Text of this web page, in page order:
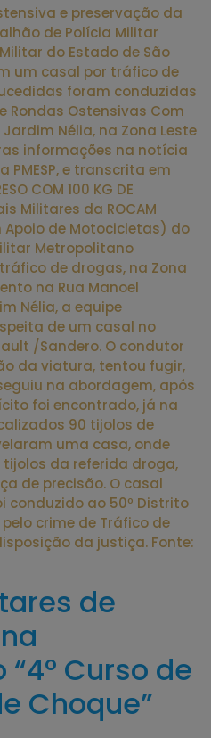
e preservação da
de Polícia Militar
do Estado de São
um casal por tráfico de
foram conduzidas
Rondas Ostensivas Com
Nélia, na Zona Leste
informações na notícia
PMESP, e transcrita em
COM 100 KG DE
Militares da ROCAM
Apoio de Motocicletas) do
Metropolitano
de drogas, na Zona
na Rua Manoel
Nélia, a equipe
de um casal no
/Sandero. O condutor
da viatura, tentou fugir,
na abordagem, após
foi encontrado, já na
90 tijolos de
uma casa, onde
da referida droga,
de precisão. O casal
conduzido ao 50º Distrito
crime de Tráfico de
da justiça. Fonte:
de
Curso de
Choque”